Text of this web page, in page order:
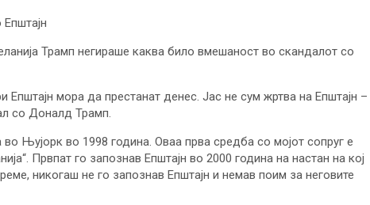
Трамп негираше каква било вмешаност во скандалот со
мора да престанат денес. Јас не сум жртва на Епштајн –
со Доналд Трамп.
во Њујорк во 1998 година. Оваа прва средба со мојот сопруг е
Првпат го запознав Епштајн во 2000 година на настан на кој
никогаш не го запознав Епштајн и немав поим за неговите